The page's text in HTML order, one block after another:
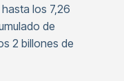
los 7,26
de
2 billones de